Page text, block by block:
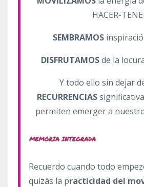
HACER-
SEMBRAMOS
DISFRUTAMOSde la
Y todo ello sin dejar
RECURRENCIAS
permiten emerger a
Recuerdo cuando todo
quizás la practicidad del